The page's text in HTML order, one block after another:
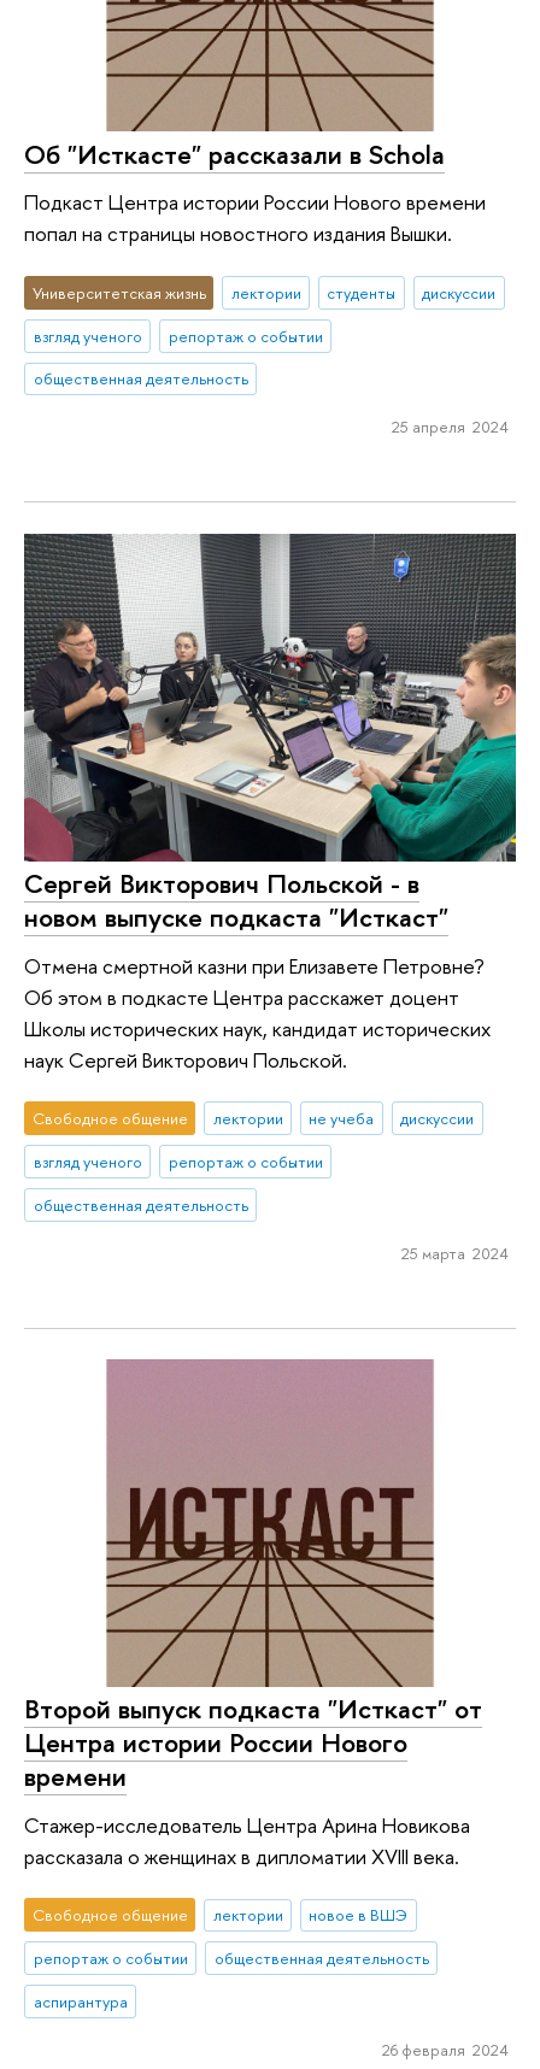
Об "Исткасте" рассказали в Schola
Подкаст Центра истории России Нового времени
попал на страницы новостного издания Вышки.
Университетская жизнь лектории студенты
дискуссии
взгляд ученого
репортаж о событии
общественная деятельность
25 апреля 2024
Сергей Викторович Польской - в
новом выпуске подкаста "Исткаст"
Отмена смертной казни при Елизавете Петровне?
Об этом в подкасте Центра расскажет доцент
Школы исторических наук, кандидат исторических
наук Сергей Викторович Польской.
Свободное общение лектории не учеба
дискуссии
взгляд ученого
репортаж о событии
общественная деятельность
25 марта 2024
Второй выпуск подкаста "Исткаст" от
Центра истории России Нового
времени
Стажер-исследователь Центра Арина Новикова
рассказала о женщинах в дипломатии XVIII века.
Свободное общение лектории
новое в ВШЭ
репортаж о событии
общественная деятельность
аспирантура
26 февраля 2024